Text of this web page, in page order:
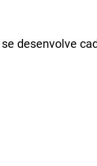
desenvolve